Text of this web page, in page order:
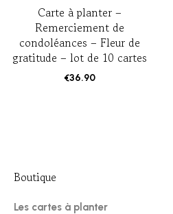
Carte à planter –
Remerciement de
condoléances – Fleur de
gratitude – lot de 10 cartes
€36.90
Boutique
Les cartes à planter